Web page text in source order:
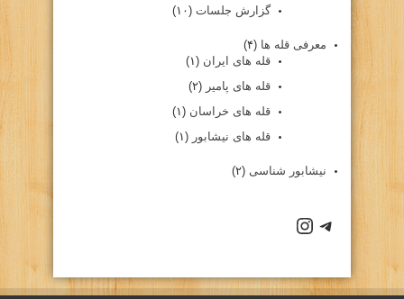
گزارش جلسات (۱۰)
معرفی قله ها (۴)
قله های ایران (۱)
قله های پامیر (۲)
قله های خراسان (۱)
قله های نیشابور (۱)
نیشابور شناسی (۲)
كانال تلگرام باشگاه
صفحه اينستاگرام باشگاه